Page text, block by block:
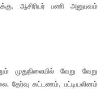
ஆசிரியர் பணி அனுபவம்
முதுநிலையில் வேறு வேறு
தேர்வு கட்டணம், பட்டியலினம்